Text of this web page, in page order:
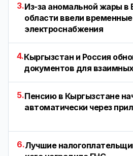
3.Из-за аномальной жары в
области ввели
электроснабжения
4.Кыргызстан и Россия
документов для
5.Пенсию в Кыргызстане
автоматически через
6.Лучшие